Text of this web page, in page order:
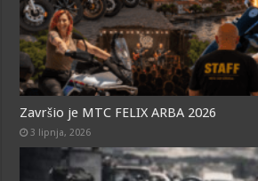
Završio je MTC FELIX ARBA 2026
3 lipnja, 2026